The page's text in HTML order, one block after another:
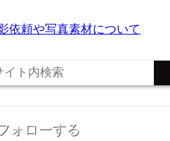
依頼や写真素材について
ォローする